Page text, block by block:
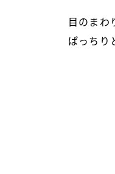
目のまわ
ぱっちり